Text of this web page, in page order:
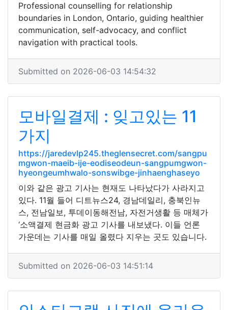
Professional counselling for relationship
boundaries in London, Ontario, guiding healthier
communication, self-advocacy, and conflict
navigation with practical tools.
Submitted on 2026-06-03 14:54:32
모바일결제 : 잊고있는 11
가지
https://jaredevlp245.theglensecret.com/sangpu
mgwon-maeib-ije-eodiseodeun-sangpumgwon-
hyeongeumhwalo-sonswibge-jinhaenghaseyo
이와 같은 광고 기사는 현재도 나타났다가 사라지고
있다. 11월 들어 디트뉴스24, 경남데일리, 충북인뉴
스, 전남일보, 투데이동해전남, 자전거생활 등 매체가
‘소액결제 현금화 광고 기사를 내보냈다. 이들 언론
가운데는 기사를 매일 올렸다 지우는 곳도 있습니다.
Submitted on 2026-06-03 14:51:14